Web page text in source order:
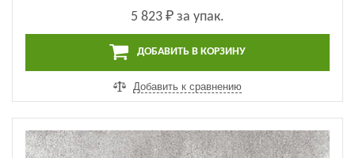
5 823 ₽ за упак.
ДОБАВИТЬ В КОРЗИНУ
Добавить к сравнению